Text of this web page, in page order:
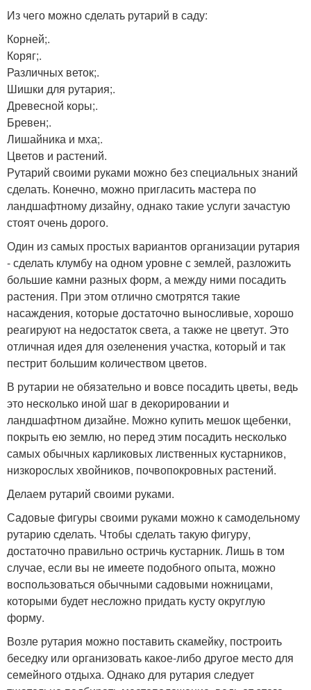
Из чего можно сделать рутарий в саду:
Корней;.
Коряг;.
Различных веток;.
Шишки для рутария;.
Древесной коры;.
Бревен;.
Лишайника и мха;.
Цветов и растений.
Рутарий своими руками можно без специальных знаний
сделать. Конечно, можно пригласить мастера по
ландшафтному дизайну, однако такие услуги зачастую
стоят очень дорого.
Один из самых простых вариантов организации рутария
- сделать клумбу на одном уровне с землей, разложить
большие камни разных форм, а между ними посадить
растения. При этом отлично смотрятся такие
насаждения, которые достаточно выносливые, хорошо
реагируют на недостаток света, а также не цветут. Это
отличная идея для озеленения участка, который и так
пестрит большим количеством цветов.
В рутарии не обязательно и вовсе посадить цветы, ведь
это несколько иной шаг в декорировании и
ландшафтном дизайне. Можно купить мешок щебенки,
покрыть ею землю, но перед этим посадить несколько
самых обычных карликовых лиственных кустарников,
низкорослых хвойников, почвопокровных растений.
Делаем рутарий своими руками.
Садовые фигуры своими руками можно к самодельному
рутарию сделать. Чтобы сделать такую фигуру,
достаточно правильно остричь кустарник. Лишь в том
случае, если вы не имеете подобного опыта, можно
воспользоваться обычными садовыми ножницами,
которыми будет несложно придать кусту округлую
форму.
Возле рутария можно поставить скамейку, построить
беседку или организовать какое-либо другое место для
семейного отдыха. Однако для рутария следует